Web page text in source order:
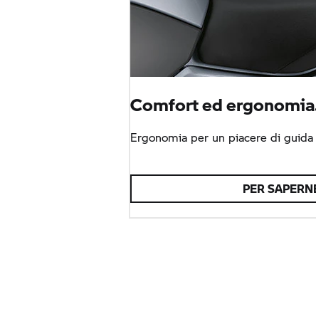
Comfort ed
Ergonomia per un piacere di
PER